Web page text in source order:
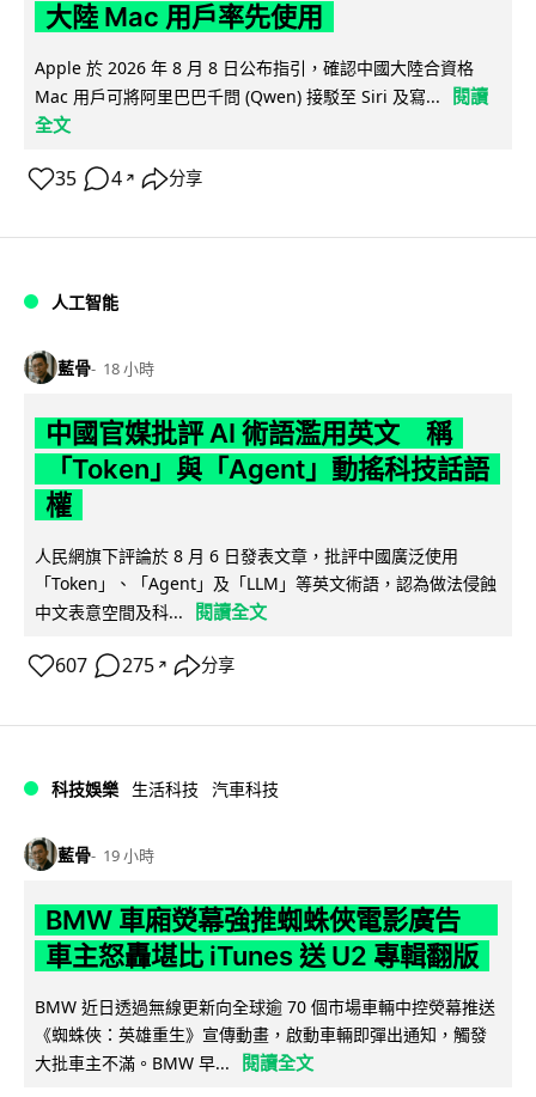
大陸 Mac 用戶率先使用
Apple 於 2026 年 8 月 8 日公布指引，確認中國大陸合資格
Mac 用戶可將阿里巴巴千問 (Qwen) 接駁至 Siri 及寫...
閱讀
全文
35 4 ↗ 分享
人工智能
藍骨 18 小時
中國官媒批評 AI 術語濫用英文 稱
「Token」與「Agent」動搖科技話語
權
人民網旗下評論於 8 月 6 日發表文章，批評中國廣泛使用
「Token」、「Agent」及「LLM」等英文術語，認為做法侵蝕
中文表意空間及科...
閱讀全文
607 275 ↗ 分享
科技娛樂 生活科技 汽車科技
藍骨 19 小時
BMW 車廂熒幕強推蜘蛛俠電影廣告
車主怒轟堪比 iTunes 送 U2 專輯翻版
BMW 近日透過無線更新向全球逾 70 個市場車輛中控熒幕推送
《蜘蛛俠：英雄重生》宣傳動畫，啟動車輛即彈出通知，觸發
大批車主不滿。BMW 早...
閱讀全文